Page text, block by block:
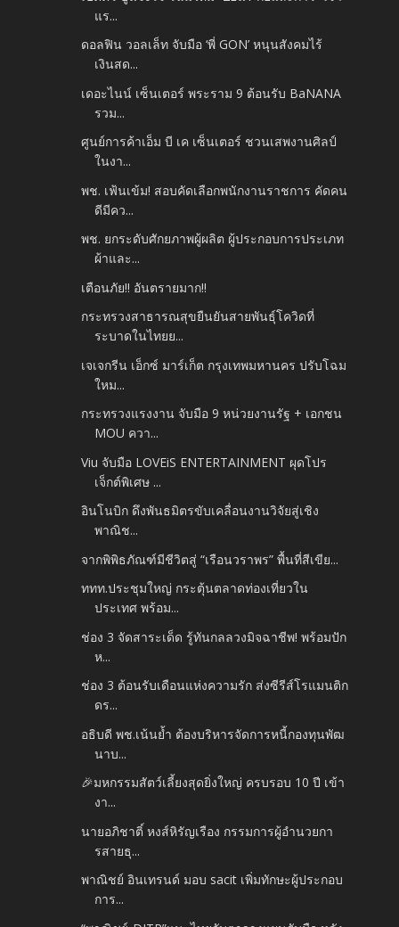
แร...
ดอลฟิน วอลเล็ท จับมือ ‘พี่ GON’ หนุนสังคมไร้
เงินสด...
เดอะไนน์ เซ็นเตอร์ พระราม 9 ต้อนรับ BaNANA
รวม...
ศูนย์การค้าเอ็ม บี เค เซ็นเตอร์ ชวนเสพงานศิลป์
ในงา...
พช. เฟ้นเข้ม! สอบคัดเลือกพนักงานราชการ คัดคน
ดีมีคว...
พช. ยกระดับศักยภาพผู้ผลิต ผู้ประกอบการประเภท
ผ้าและ...
เตือนภัย!! อันตรายมาก!!
กระทรวงสาธารณสุขยืนยันสายพันธุ์โควิดที่
ระบาดในไทยย...
เจเจกรีน เอ็กซ์ มาร์เก็ต กรุงเทพมหานคร ปรับโฉม
ใหม...
กระทรวงแรงงาน จับมือ 9 หน่วยงานรัฐ + เอกชน
MOU ควา...
Viu จับมือ LOVEiS ENTERTAINMENT ผุดโปร
เจ็กต์พิเศษ ...
อินโนบิก ดึงพันธมิตรขับเคลื่อนงานวิจัยสู่เชิง
พาณิช...
จากพิพิธภัณฑ์มีชีวิตสู่ “เรือนวราพร” พื้นที่สีเขีย...
ททท.ประชุมใหญ่ กระตุ้นตลาดท่องเที่ยวใน
ประเทศ พร้อม...
ช่อง 3 จัดสาระเด็ด รู้ทันกลลวงมิจฉาชีพ! พร้อมปัก
ห...
ช่อง 3 ต้อนรับเดือนแห่งความรัก ส่งซีรีส์โรแมนติก
ดร...
อธิบดี พช.เน้นย้ำ ต้องบริหารจัดการหนี้กองทุนพัฒ
นาบ...
🎉มหกรรมสัตว์เลี้ยงสุดยิ่งใหญ่ ครบรอบ 10 ปี เข้า
งา...
นายอภิชาติ์ หงส์หิรัญเรือง กรรมการผู้อำนวยกา
รสายธุ...
พาณิชย์ อินเทรนด์ มอบ sacit เพิ่มทักษะผู้ประกอบ
การ...